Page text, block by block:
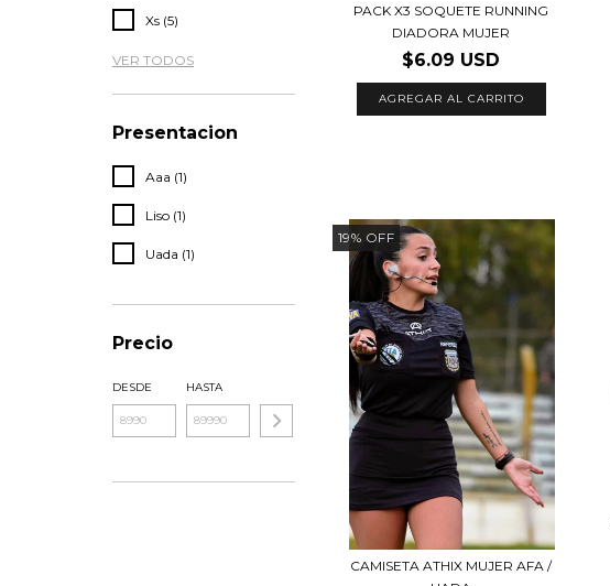
Xs (5)
VER TODOS
Presentacion
Aaa (1)
Liso (1)
Uada (1)
Precio
DESDE HASTA
PACK X3 SOQUETE RUNNING
DIADORA MUJER
$6.09 USD
19% OFF
CAMISETA ATHIX MUJER AFA /